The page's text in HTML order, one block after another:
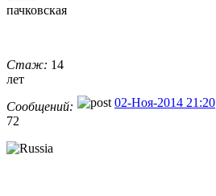
пачковская
Стаж: 14
лет
Сообщений:
72
02-Ноя-2014 21:20